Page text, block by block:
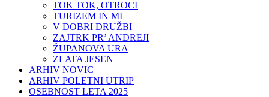
TOK TOK, OTROCI
TURIZEM IN MI
V DOBRI DRUŽBI
ZAJTRK PR’ ANDREJI
ŽUPANOVA URA
ZLATA JESEN
ARHIV NOVIC
ARHIV POLETNI UTRIP
OSEBNOST LETA 2025